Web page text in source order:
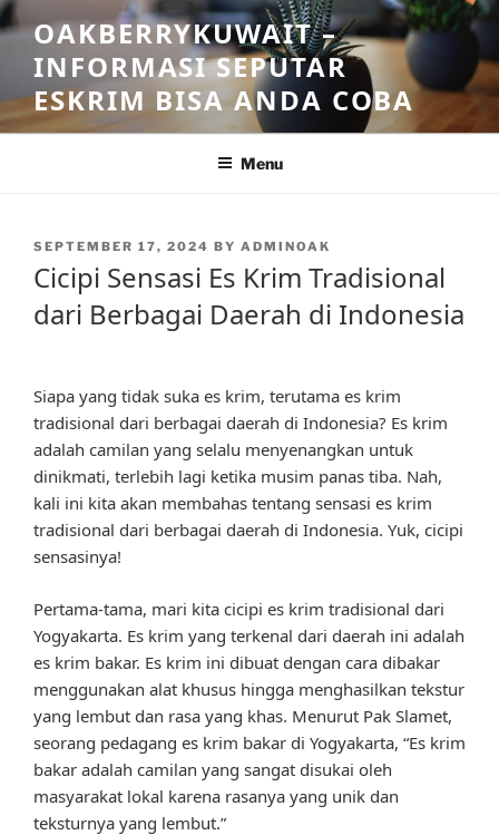
Skip
to
content
OAKBERRYKUWAIT –
INFORMASI SEPUTAR
ESKRIM BISA ANDA COBA
Menu
POSTED
ON
SEPTEMBER 17, 2024 BY ADMINOAK
Cicipi Sensasi Es Krim Tradisional
dari Berbagai Daerah di Indonesia
Siapa yang tidak suka es krim, terutama es krim
tradisional dari berbagai daerah di Indonesia? Es krim
adalah camilan yang selalu menyenangkan untuk
dinikmati, terlebih lagi ketika musim panas tiba. Nah,
kali ini kita akan membahas tentang sensasi es krim
tradisional dari berbagai daerah di Indonesia. Yuk, cicipi
sensasinya!
Pertama-tama, mari kita cicipi es krim tradisional dari
Yogyakarta. Es krim yang terkenal dari daerah ini adalah
es krim bakar. Es krim ini dibuat dengan cara dibakar
menggunakan alat khusus hingga menghasilkan tekstur
yang lembut dan rasa yang khas. Menurut Pak Slamet,
seorang pedagang es krim bakar di Yogyakarta, “Es krim
bakar adalah camilan yang sangat disukai oleh
masyarakat lokal karena rasanya yang unik dan
teksturnya yang lembut.”